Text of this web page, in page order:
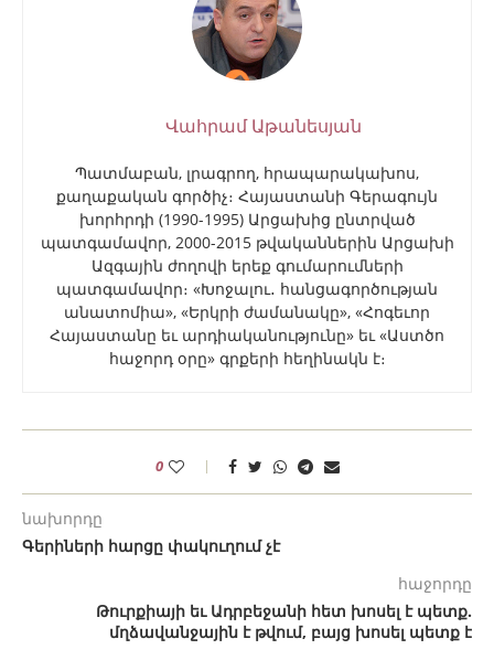
Վահրամ Աթանեսյան
Պատմաբան, լրագրող, հրապարակախոս,
քաղաքական գործիչ։ Հայաստանի Գերագույն
խորհրդի (1990-1995) Արցախից ընտրված
պատգամավոր, 2000-2015 թվականներին Արցախի
Ազգային ժողովի երեք գումարումների
պատգամավոր։ «Խոջալու․ հանցագործության
անատոմիա», «Երկրի ժամանակը», «Հոգեւոր
Հայաստանը եւ արդիականությունը» եւ «Աստծո
հաջորդ օրը» գրքերի հեղինակն է։
0
նախորդը
Գերիների հարցը փակուղում չէ
հաջորդը
Թուրքիայի եւ Ադրբեջանի հետ խոսել է պետք.
մղձավանջային է թվում, բայց խոսել պետք է